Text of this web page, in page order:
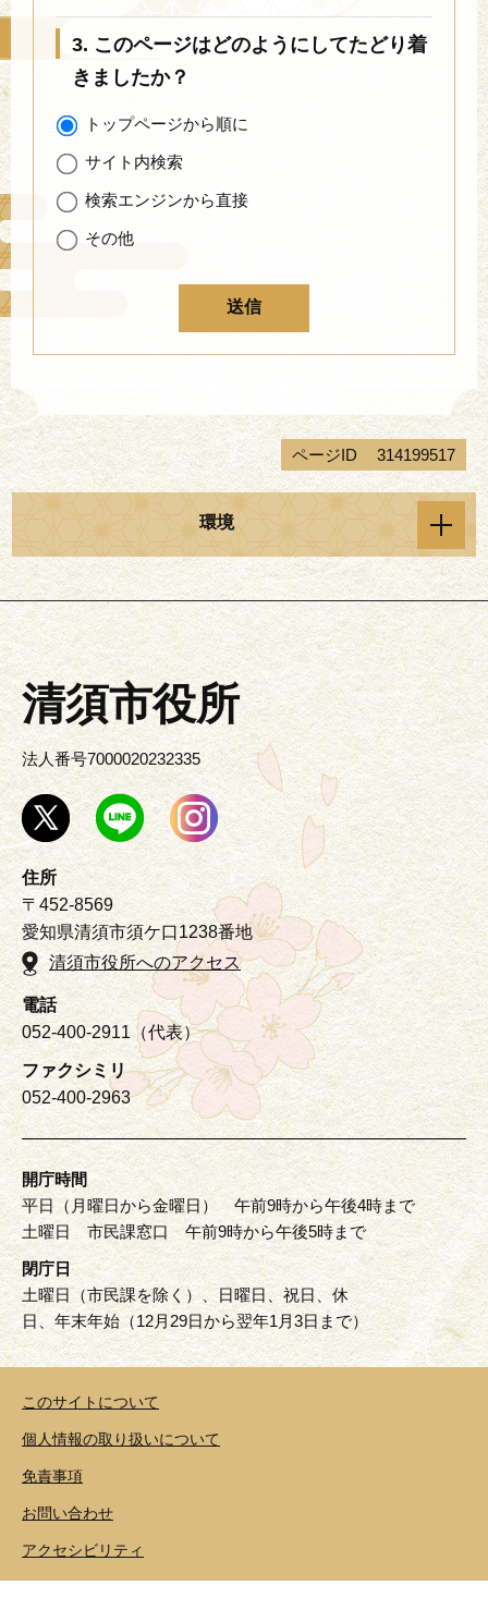
3. このページはどのようにしてたどり着
きましたか？
トップページから順に
サイト内検索
検索エンジンから直接
その他
ページID 314199517
環境
清須市役所
法人番号7000020232335
住所
〒452-8569
愛知県清須市須ケ口1238番地
清須市役所へのアクセス
電話
052-400-2911（代表）
ファクシミリ
052-400-2963
開庁時間
平日（月曜日から金曜日） 午前9時から午後4時まで
土曜日 市民課窓口 午前9時から午後5時まで
閉庁日
土曜日（市民課を除く）、日曜日、祝日、休
日、年末年始（12月29日から翌年1月3日まで）
このサイトについて
個人情報の取り扱いについて
免責事項
お問い合わせ
アクセシビリティ